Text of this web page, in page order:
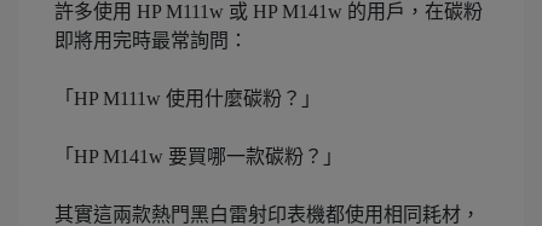
許多使用 HP M111w 或 HP M141w 的用戶，在碳粉
即將用完時最常詢問：
「HP M111w 使用什麼碳粉？」
「HP M141w 要買哪一款碳粉？」
其實這兩款熱門黑白雷射印表機都使用相同耗材，